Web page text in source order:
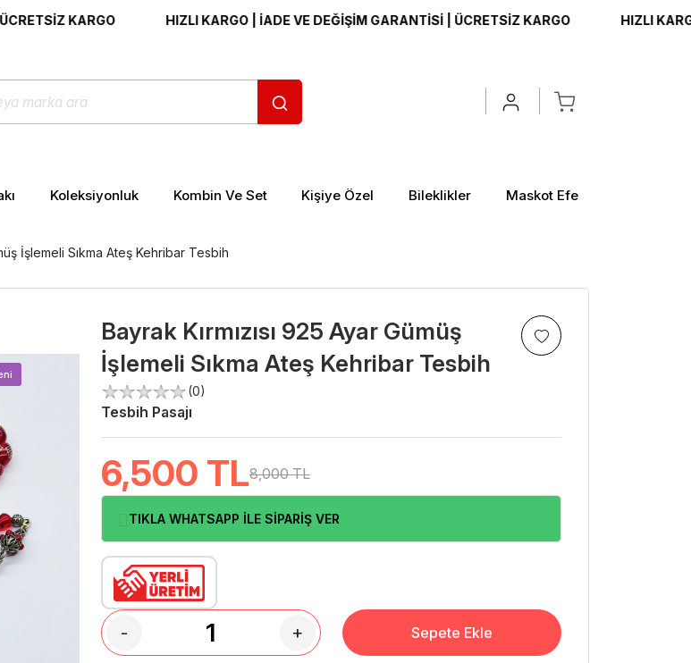
KARGO HIZLI KARGO | İADE VE DEĞİŞİM GARANTİSİ | ÜCRETSİZ KARGO HIZLI KARGO |
Koleksiyonluk Kombin Ve Set Kişiye Özel Bileklikler Maskot Efe
İşlemeli Sıkma Ateş Kehribar Tesbih
>
Bayrak Kırmızısı 925 Ayar Gümüş
İşlemeli Sıkma Ateş Kehribar Tesbih
(0)
Tesbih Pasajı
6,500 TL8,000 TL
TIKLA WHATSAPP İLE SİPARİŞ VER
- + Sepete Ekle